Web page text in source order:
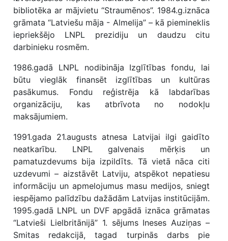
bibliotēka ar mājvietu “Straumēnos”. 1984.g.iznāca
grāmata “Latviešu māja - Almelija” – kā piemineklis
iepriekšējo LNPL prezidiju un daudzu citu
darbinieku rosmēm.
1986.gadā LNPL nodibināja Izglītības fondu, lai
būtu vieglāk finansēt izglītības un kultūras
pasākumus. Fondu reģistrēja kā labdarības
organizāciju, kas atbrīvota no nodokļu
maksājumiem.
1991.gada 21.augusts atnesa Latvijai ilgi gaidīto
neatkarību. LNPL galvenais mērķis un
pamatuzdevums bija izpildīts. Tā vietā nāca citi
uzdevumi – aizstāvēt Latviju, atspēkot nepatiesu
informāciju un apmelojumus masu medijos, sniegt
iespējamo palīdzību dažādām Latvijas institūcijām.
1995.gadā LNPL un DVF apgādā iznāca grāmatas
“Latvieši Lielbritānijā” 1. sējums Ineses Auziņas –
Smitas redakcijā, tagad turpinās darbs pie